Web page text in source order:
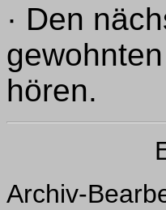
· Den
hören.
Archiv-